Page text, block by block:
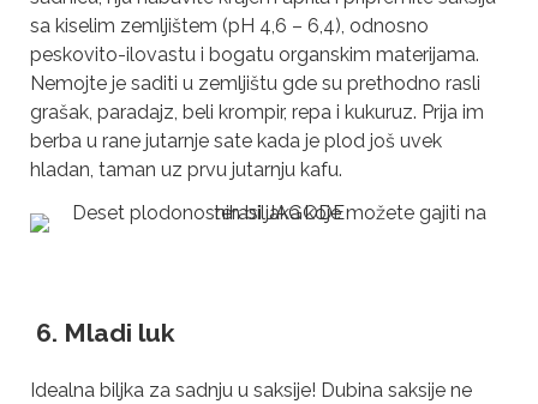
sa kiselim zemljištem (pH 4,6 – 6,4), odnosno
peskovito-ilovastu i bogatu organskim materijama.
Nemojte je saditi u zemljištu gde su prethodno rasli
grašak, paradajz, beli krompir, repa i kukuruz. Prija im
berba u rane jutarnje sate kada je plod još uvek
hladan, taman uz prvu jutarnju kafu.
6. Mladi luk
Idealna biljka za sadnju u saksije! Dubina saksije ne